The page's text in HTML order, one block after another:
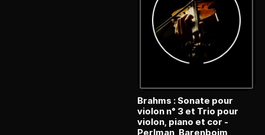
Brahms : Sonate pour
violon n° 3 et Trio pour
violon, piano et cor -
Perlman, Barenboim,